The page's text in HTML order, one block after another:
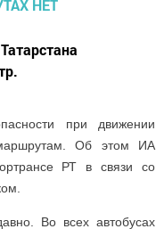
при движении
Об этом ИА
РТ в связи со
Во всех автобусах